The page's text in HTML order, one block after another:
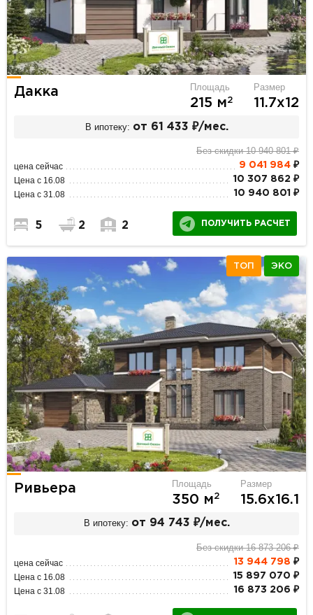
Дакка Площадь
215 м2
Размер
11.7х12
В ипотеку: от 61 433 ₽/мес.
Без скидки 10 940 801 ₽
цена сейчас 9 041 984₽
Цена с 16.08 10 307 862 ₽
Цена с 31.08 10 940 801 ₽
5 2 2 ПОЛУЧИТЬ РАСЧЕТ
ТОП ЭКО
Ривьера Площадь
350 м2
Размер
15.6х16.1
В ипотеку: от 94 743 ₽/мес.
Без скидки 16 873 206 ₽
цена сейчас 13 944 798 ₽
Цена с 16.08 15 897 070 ₽
Цена с 31.08 16 873 206 ₽